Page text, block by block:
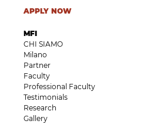
APPLY NOW
MFI
CHI SIAMO
Milano
Partner
Faculty
Professional Faculty
Testimonials
Research
Gallery